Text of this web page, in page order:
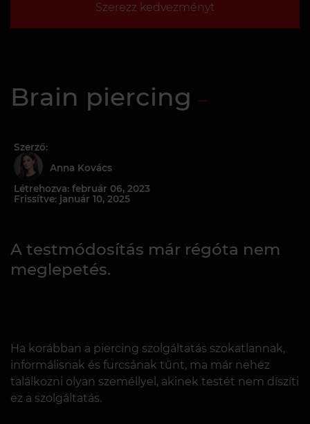
Szerezz kedvezményt
Brain piercing
Szerző:
Anna Kovács
Létrehozva: február 06, 2023
Frissítve: január 10, 2025
A testmódosítás már régóta nem
meglepetés.
Ha korábban a piercing szolgáltatás szokatlannak,
informálisnak és furcsának tűnt, ma már nehéz
találkozni olyan személlyel, akinek testét nem díszíti
ez a szolgáltatás.